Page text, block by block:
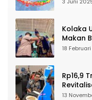
Kolaka
Makan
18
Rp16,9
13